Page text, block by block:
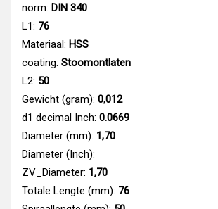
norm: DIN 340
L1: 76
Materiaal: HSS
coating: Stoomontlaten
L2: 50
Gewicht (gram): 0,012
d1 decimal Inch: 0.0669
Diameter (mm): 1,70
Diameter (Inch):
ZV_Diameter: 1,70
Totale Lengte (mm): 76